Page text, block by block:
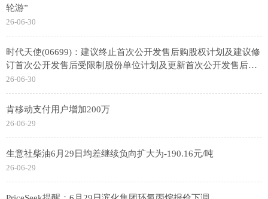
轮游”
26-06-30
时代天使(06699)：建议终止首次公开发售后购股权计划及建议修
订首次公开发售后受限制股份单位计划及更新首次公开发售后受
限制股份单位计划限额 前沿资讯
26-06-30
肯移动支付用户增加200万
26-06-29
生意社柴油6月29日均差继续负向扩大为-190.16元/吨
26-06-29